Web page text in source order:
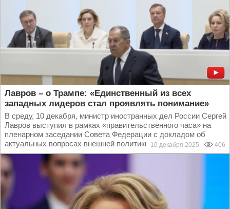
Лавров – о Трампе: «Единственный из всех
западных лидеров стал проявлять понимание»
В среду, 10 декабря, министр иностранных дел России Сергей
Лавров выступил в рамках «правительственного часа» на
пленарном заседании Совета Федерации с докладом об
актуальных вопросах внешней политики страны...
10 декабря 2025 406